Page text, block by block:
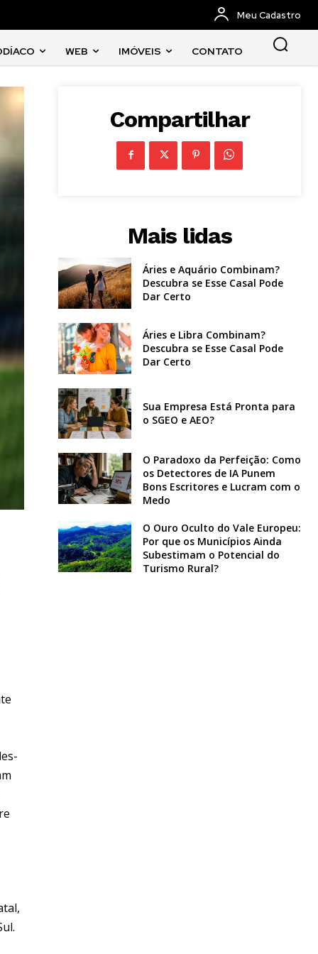
Meu Cadastro
WEB IMÓVEIS CONTATO
Compartilhar
Mais lidas
Áries e Aquário Combinam?
Descubra se Esse Casal Pode
Dar Certo
Áries e Libra Combinam?
Descubra se Esse Casal Pode
Dar Certo
Sua Empresa Está Pronta para
o SGEO e AEO?
O Paradoxo da Perfeição: Como
os Detectores de IA Punem
Bons Escritores e Lucram com o
Medo
O Ouro Oculto do Vale Europeu:
Por que os Municípios Ainda
Subestimam o Potencial do
Turismo Rural?